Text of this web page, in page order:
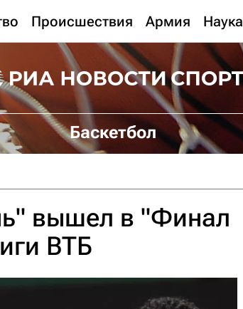
Происшествия Армия Наука
Баскетбол
вышел в "Финал
ВТБ